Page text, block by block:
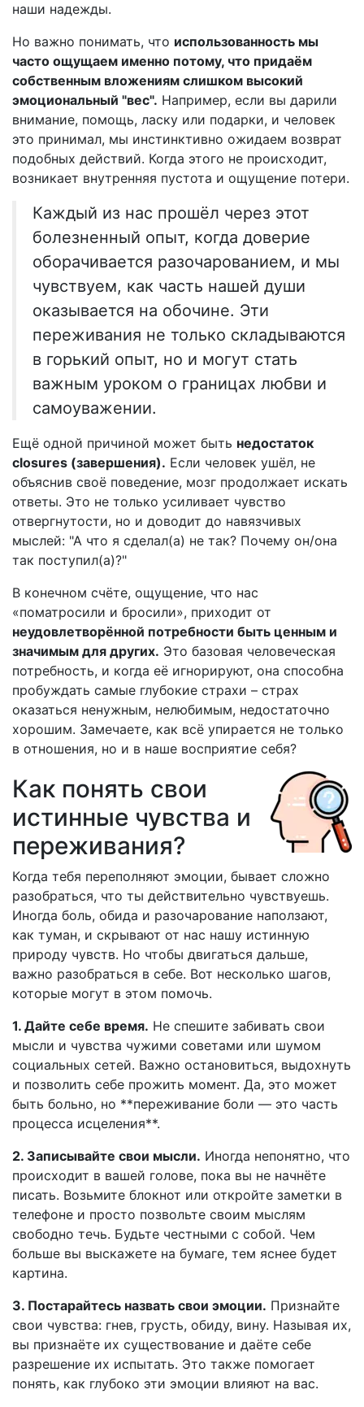
наши надежды.
Но важно понимать, что использованность мы
часто ощущаем именно потому, что придаём
собственным вложениям слишком высокий
эмоциональный "вес". Например, если вы дарили
внимание, помощь, ласку или подарки, и человек
это принимал, мы инстинктивно ожидаем возврат
подобных действий. Когда этого не происходит,
возникает внутренняя пустота и ощущение потери.
Каждый из нас прошёл через этот
болезненный опыт, когда доверие
оборачивается разочарованием, и мы
чувствуем, как часть нашей души
оказывается на обочине. Эти
переживания не только складываются
в горький опыт, но и могут стать
важным уроком о границах любви и
самоуважении.
Ещё одной причиной может быть недостаток
closures (завершения). Если человек ушёл, не
объяснив своё поведение, мозг продолжает искать
ответы. Это не только усиливает чувство
отвергнутости, но и доводит до навязчивых
мыслей: "А что я сделал(а) не так? Почему он/она
так поступил(а)?"
В конечном счёте, ощущение, что нас
«поматросили и бросили», приходит от
неудовлетворённой потребности быть ценным и
значимым для других. Это базовая человеческая
потребность, и когда её игнорируют, она способна
пробуждать самые глубокие страхи – страх
оказаться ненужным, нелюбимым, недостаточно
хорошим. Замечаете, как всё упирается не только
в отношения, но и в наше восприятие себя?
Как понять свои
истинные чувства и
переживания?
Когда тебя переполняют эмоции, бывает сложно
разобраться, что ты действительно чувствуешь.
Иногда боль, обида и разочарование наползают,
как туман, и скрывают от нас нашу истинную
природу чувств. Но чтобы двигаться дальше,
важно разобраться в себе. Вот несколько шагов,
которые могут в этом помочь.
1. Дайте себе время. Не спешите забивать свои
мысли и чувства чужими советами или шумом
социальных сетей. Важно остановиться, выдохнуть
и позволить себе прожить момент. Да, это может
быть больно, но **переживание боли — это часть
процесса исцеления**.
2. Записывайте свои мысли. Иногда непонятно, что
происходит в вашей голове, пока вы не начнёте
писать. Возьмите блокнот или откройте заметки в
телефоне и просто позвольте своим мыслям
свободно течь. Будьте честными с собой. Чем
больше вы выскажете на бумаге, тем яснее будет
картина.
3. Постарайтесь назвать свои эмоции. Признайте
свои чувства: гнев, грусть, обиду, вину. Называя их,
вы признаёте их существование и даёте себе
разрешение их испытать. Это также помогает
понять, как глубоко эти эмоции влияют на вас.